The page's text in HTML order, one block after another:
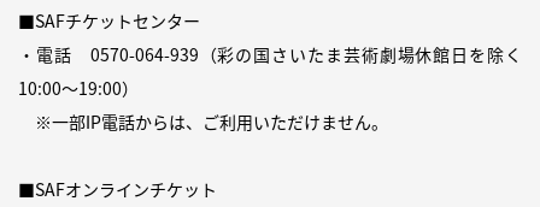
■SAFチケットセンター
・電話 0570-064-939 （彩の国さいたま芸術劇場休館日 を除く
10:00〜19:00）
※一部IP電話からは、ご利用いただけません。
■SAFオンラインチケット